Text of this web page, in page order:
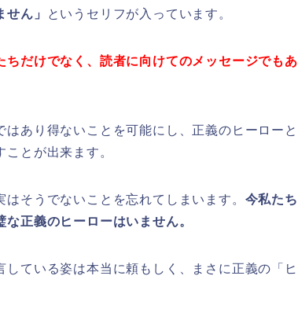
ん」
というセリフが入っています。
ちだけでなく、読者に向けてのメッセージでもあ
あり得ないことを可能にし、正義のヒーローと
とが出来ます。
そうでないことを忘れてしまいます。 今私たち
正義のヒーローはいません。
ている姿は本当に頼もしく、まさに正義の「ヒ